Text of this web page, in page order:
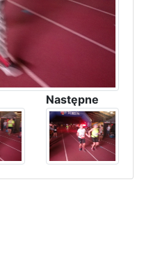
Następne